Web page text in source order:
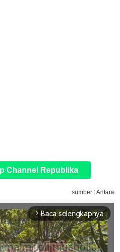
Channel Republika
sumber : Antara
arrow_forward_ios Baca selengkapnya